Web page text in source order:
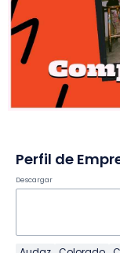
Perfil de
Descargar